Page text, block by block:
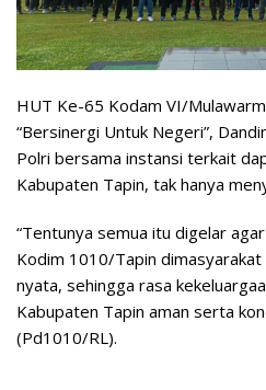
HUT Ke-65 Kodam VI/
“Bersinergi Untuk Negeri”,
Polri bersama instansi terkait
Kabupaten Tapin, tak hanya
“Tentunya semua itu digelar
Kodim 1010/Tapin
nyata, sehingga rasa
Kabupaten Tapin aman serta
(Pd1010/RL).